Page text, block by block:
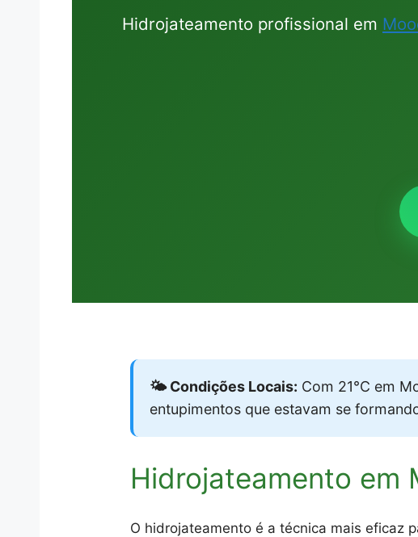
Hidrojateamento profissional em
🌤️ Condições Locais: Com 21°C em
entupimentos que estavam se
Hidrojateamento em
O hidrojateamento é a técnica mais eficaz